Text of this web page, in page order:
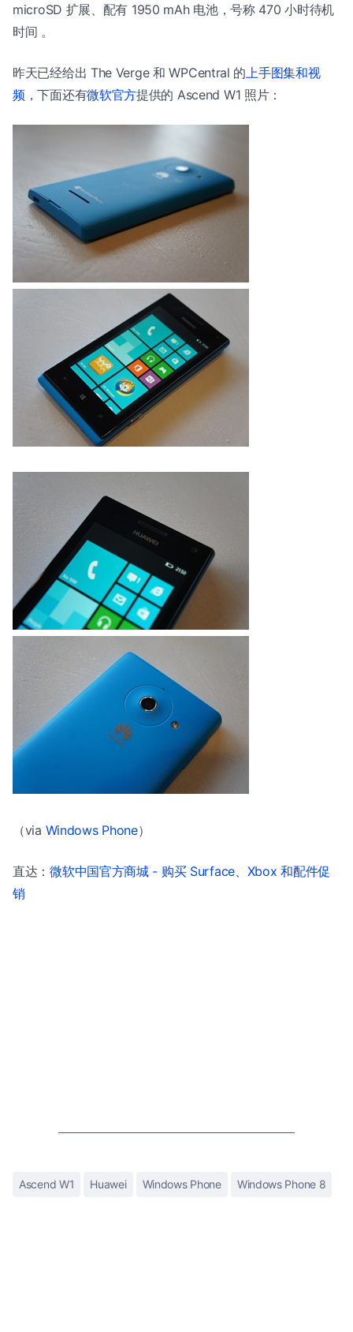
microSD 扩展、配有 1950 mAh 电池，号称 470 小时待机
时间 。
昨天已经给出 The Verge 和 WPCentral 的 上手图集和视
频 ，下面还有微软官方提供的 Ascend W1 照片：
（via Windows Phone）
直达：微软中国官方商城 - 购买 Surface、Xbox 和配件促
销
Ascend W1 Huawei Windows Phone Windows Phone 8